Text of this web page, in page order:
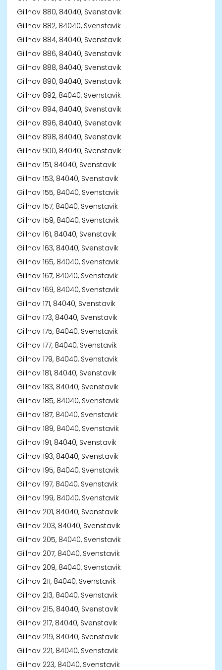
Gillhov 880, 84040, Svenstavik
Gillhov 882, 84040, Svenstavik
Gillhov 884, 84040, Svenstavik
Gillhov 886, 84040, Svenstavik
Gillhov 888, 84040, Svenstavik
Gillhov 890, 84040, Svenstavik
Gillhov 892, 84040, Svenstavik
Gillhov 894, 84040, Svenstavik
Gillhov 896, 84040, Svenstavik
Gillhov 898, 84040, Svenstavik
Gillhov 900, 84040, Svenstavik
Gillhov 151, 84040, Svenstavik
Gillhov 153, 84040, Svenstavik
Gillhov 155, 84040, Svenstavik
Gillhov 157, 84040, Svenstavik
Gillhov 159, 84040, Svenstavik
Gillhov 161, 84040, Svenstavik
Gillhov 163, 84040, Svenstavik
Gillhov 165, 84040, Svenstavik
Gillhov 167, 84040, Svenstavik
Gillhov 169, 84040, Svenstavik
Gillhov 171, 84040, Svenstavik
Gillhov 173, 84040, Svenstavik
Gillhov 175, 84040, Svenstavik
Gillhov 177, 84040, Svenstavik
Gillhov 179, 84040, Svenstavik
Gillhov 181, 84040, Svenstavik
Gillhov 183, 84040, Svenstavik
Gillhov 185, 84040, Svenstavik
Gillhov 187, 84040, Svenstavik
Gillhov 189, 84040, Svenstavik
Gillhov 191, 84040, Svenstavik
Gillhov 193, 84040, Svenstavik
Gillhov 195, 84040, Svenstavik
Gillhov 197, 84040, Svenstavik
Gillhov 199, 84040, Svenstavik
Gillhov 201, 84040, Svenstavik
Gillhov 203, 84040, Svenstavik
Gillhov 205, 84040, Svenstavik
Gillhov 207, 84040, Svenstavik
Gillhov 209, 84040, Svenstavik
Gillhov 211, 84040, Svenstavik
Gillhov 213, 84040, Svenstavik
Gillhov 215, 84040, Svenstavik
Gillhov 217, 84040, Svenstavik
Gillhov 219, 84040, Svenstavik
Gillhov 221, 84040, Svenstavik
Gillhov 223, 84040, Svenstavik